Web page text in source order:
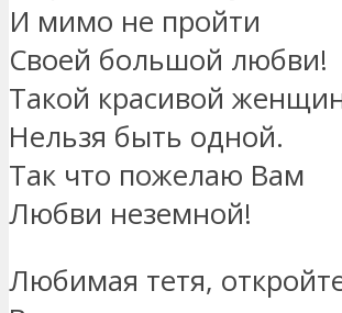
И мимо не пройти
Своей большой любви!
Такой красивой
Нельзя быть одной.
Так что пожелаю Вам
Любви неземной!
Любимая тетя,